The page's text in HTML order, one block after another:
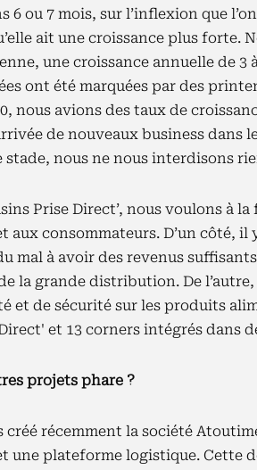
6 ou 7 mois, sur l’inflexion que
ait une croissance plus forte.
une croissance annuelle de 3 à
ont été marquées par des
nous avions des taux de
de nouveaux business dans
stade, nous ne nous interdisons
Prise Direct’, nous voulons à
aux consommateurs. D’un côté, il
mal à avoir des revenus
la grande distribution. De
et de sécurité sur les produits
et 13 corners intégrés dans
projets phare ?
créé récemment la société
une plateforme logistique. Cette